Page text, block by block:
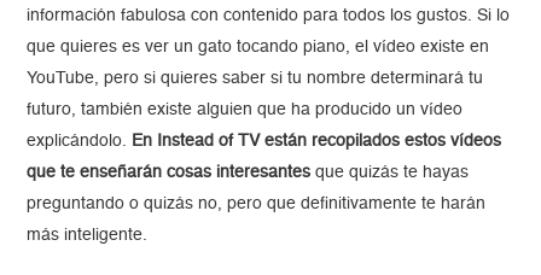
información fabulosa con contenido para todos los gustos. Si lo
que quieres es ver un gato tocando piano, el vídeo existe en
YouTube, pero si quieres saber si tu nombre determinará tu
futuro, también existe alguien que ha producido un vídeo
explicándolo. En Instead of TV están recopilados estos vídeos
que te enseñarán cosas interesantes que quizás te hayas
preguntando o quizás no, pero que definitivamente te harán
más inteligente.